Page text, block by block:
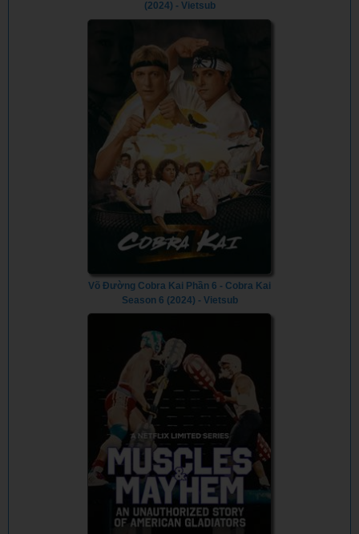
(2024) - Vietsub
Võ Đường Cobra Kai Phần 6 - Cobra Kai
Season 6 (2024) - Vietsub